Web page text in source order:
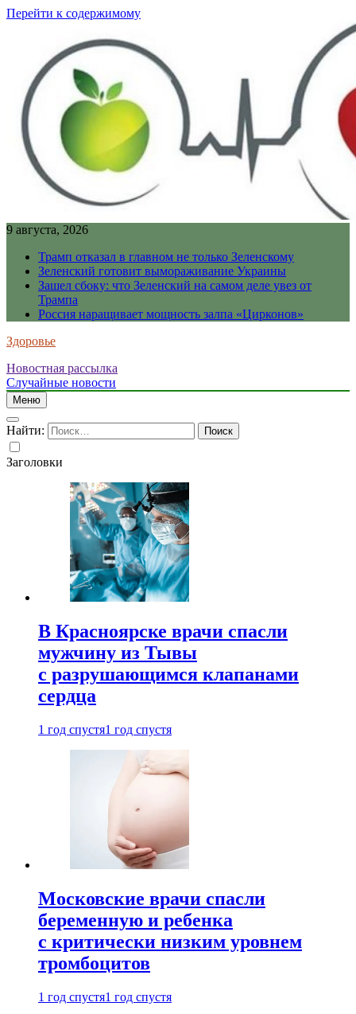
Перейти к содержимому
9 августа, 2026
Трамп отказал в главном не только Зеленскому
Зеленский готовит вымораживание Украины
Зашел сбоку: что Зеленский на самом деле увез от
Трампа
Россия наращивает мощность залпа «Цирконов»
Здоровье
Новостная рассылка
Случайные новости
Меню
Найти:
Заголовки
В Красноярске врачи спасли
мужчину из Тывы
с разрушающимся клапанами
сердца
1 год спустя1 год спустя
Московские врачи спасли
беременную и ребенка
с критически низким уровнем
тромбоцитов
1 год спустя1 год спустя